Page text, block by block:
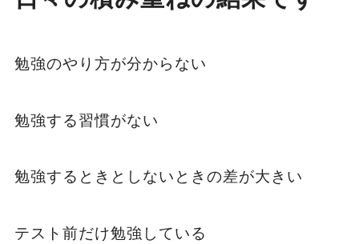
勉強のやり方が分からない
勉強する習慣がない
勉強するときとしないときの差が大きい
テスト前だけ勉強している